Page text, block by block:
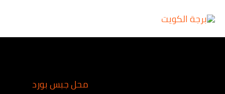
إلى
المحتوى
محل جبس بورد